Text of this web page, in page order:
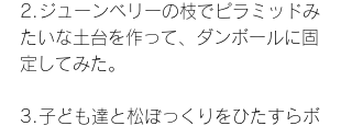
2.ジューンベリーの枝でピラミッドみ
たいな土台を作って、ダンボールに固
定してみた。
3.子ども達と松ぼっくりをひたすらボ